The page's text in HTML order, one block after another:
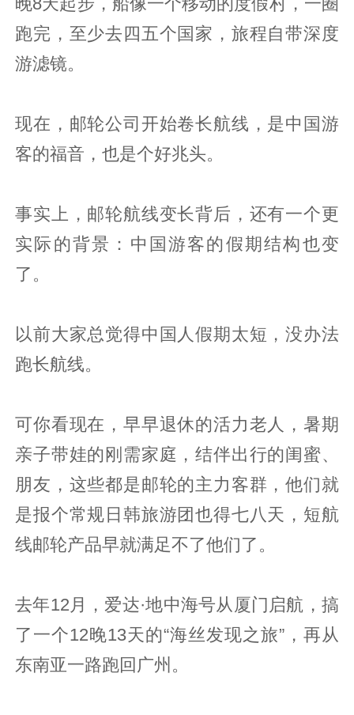
晚8天起步，船像一个移动的度假村，一圈
跑完，至少去四五个国家，旅程自带深度
游滤镜。
现在，邮轮公司开始卷长航线，是中国游
客的福音，也是个好兆头。
事实上，邮轮航线变长背后，还有一个更
实际的背景：中国游客的假期结构也变
了。
以前大家总觉得中国人假期太短，没办法
跑长航线。
可你看现在，早早退休的活力老人，暑期
亲子带娃的刚需家庭，结伴出行的闺蜜、
朋友，这些都是邮轮的主力客群，他们就
是报个常规日韩旅游团也得七八天，短航
线邮轮产品早就满足不了他们了。
去年12月，爱达·地中海号从厦门启航，搞
了一个12晚13天的“海丝发现之旅”，再从
东南亚一路跑回广州。